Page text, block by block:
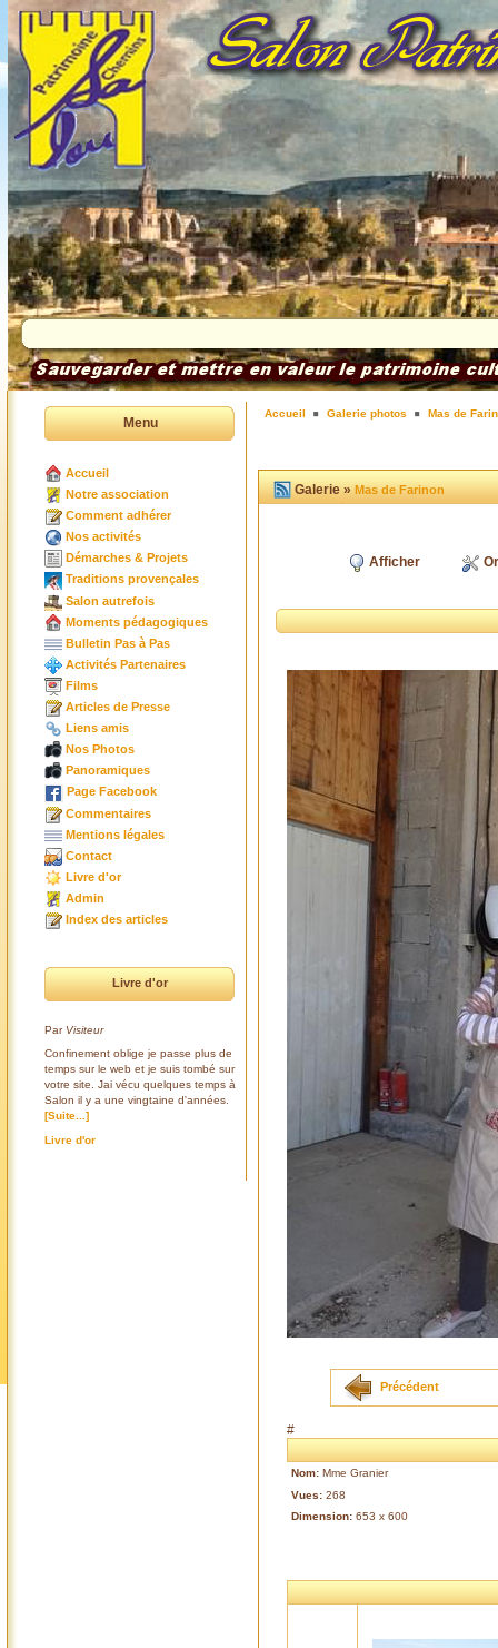
Menu
Accueil
Notre association
Comment adhérer
Nos activités
Démarches & Projets
Traditions provençales
Salon autrefois
Moments pédagogiques
Bulletin Pas à Pas
Activités Partenaires
Films
Articles de Presse
Liens amis
Nos Photos
Panoramiques
Page Facebook
Commentaires
Mentions légales
Contact
Livre d'or
Admin
Index des articles
Livre d'or
Par Visiteur
Confinement oblige je passe plus de
temps sur le web et je suis tombé sur
votre site. Jai vécu quelques temps à
Salon il y a une vingtaine d'années.
[Suite...]
Livre d'or
Accueil Galerie photos Mas de
Galerie »Mas de Farinon
Afficher
Précédent
#
Nom: Mme Granier
Vues: 268
Dimension: 653 x 600